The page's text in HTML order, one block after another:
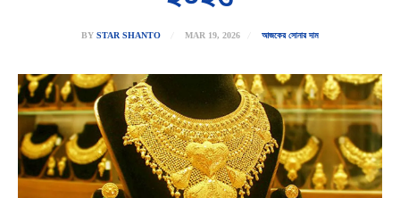
BY STAR SHANTO MAR 19, 2026 আজকের সোনার দাম